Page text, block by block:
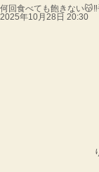
何回食べても飽きない
2025年10月28日 20:30